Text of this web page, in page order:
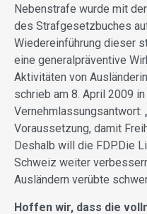
Nebenstrafe wurde mit
des Strafgesetzbuches
Wiedereinführung dieser
eine generalpräventive
Aktivitäten von
schrieb am 8. April 2009
Vernehmlassungsantwort:
Voraussetzung, damit
Deshalb will die FDP.Die
Schweiz weiter
Ausländern verübte
Hoffen wir, dass die